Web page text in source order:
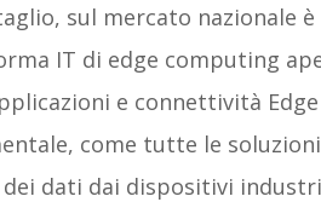
sul mercato nazionale
IT di edge computing
e connettività
come tutte le
dei dati dai dispositivi